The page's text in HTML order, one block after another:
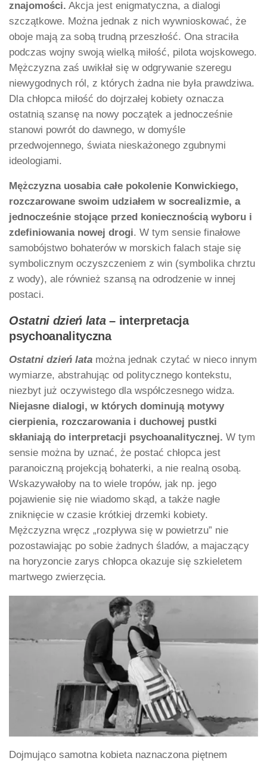
znajomości. Akcja jest enigmatyczna, a dialogi
szczątkowe. Można jednak z nich wywnioskować, że
oboje mają za sobą trudną przeszłość. Ona straciła
podczas wojny swoją wielką miłość, pilota wojskowego.
Mężczyzna zaś uwikłał się w odgrywanie szeregu
niewygodnych ról, z których żadna nie była prawdziwa.
Dla chłopca miłość do dojrzałej kobiety oznacza
ostatnią szansę na nowy początek a jednocześnie
stanowi powrót do dawnego, w domyśle
przedwojennego, świata nieskażonego zgubnymi
ideologiami.
Mężczyzna uosabia całe pokolenie Konwickiego,
rozczarowane swoim udziałem w socrealizmie, a
jednocześnie stojące przed koniecznością wyboru i
zdefiniowania nowej drogi. W tym sensie finałowe
samobójstwo bohaterów w morskich falach staje się
symbolicznym oczyszczeniem z win (symbolika chrztu
z wody), ale również szansą na odrodzenie w innej
postaci.
Ostatni dzień lata– interpretacja
psychoanalityczna
Ostatni dzień lata można jednak czytać w nieco innym
wymiarze, abstrahując od politycznego kontekstu,
niezbyt już oczywistego dla współczesnego widza.
Niejasne dialogi, w których dominują motywy
cierpienia, rozczarowania i duchowej pustki
skłaniają do interpretacji psychoanalitycznej. W tym
sensie można by uznać, że postać chłopca jest
paranoiczną projekcją bohaterki, a nie realną osobą.
Wskazywałoby na to wiele tropów, jak np. jego
pojawienie się nie wiadomo skąd, a także nagłe
zniknięcie w czasie krótkiej drzemki kobiety.
Mężczyzna wręcz „rozpływa się w powietrzu” nie
pozostawiając po sobie żadnych śladów, a majaczący
na horyzoncie zarys chłopca okazuje się szkieletem
martwego zwierzęcia.
Dojmująco samotna kobieta naznaczona piętnem